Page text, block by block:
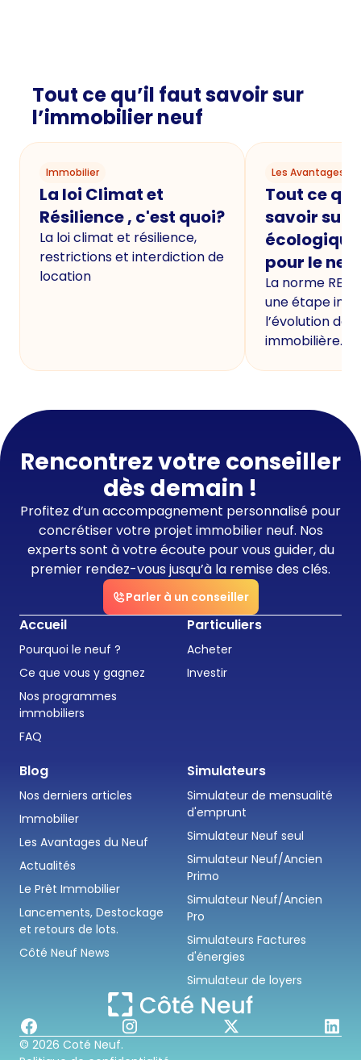
Tout ce qu’il faut savoir sur
l’immobilier neuf
Immobilier
La loi Climat et
Résilience , c'est quoi?
La loi climat et résilience,
restrictions et interdiction de
location
Les Avantages
Tout ce
savoir sur
écologique
pour le
La norme
une étape
l’évolution de
immobilière.
Rencontrez votre conseiller
dès demain !
Profitez d’un accompagnement personnalisé pour
concrétiser votre projet immobilier neuf. Nos
experts sont à votre écoute pour vous guider, du
premier rendez-vous jusqu’à la remise des clés.
Parler à un conseiller
Accueil
Pourquoi le neuf ?
Ce que vous y gagnez
Nos programmes
immobiliers
FAQ
Particuliers
Acheter
Investir
Blog
Nos derniers articles
Immobilier
Les Avantages du Neuf
Actualités
Le Prêt Immobilier
Lancements, Destockage
et retours de lots.
Côté Neuf News
Simulateurs
Simulateur de mensualité
d'emprunt
Simulateur Neuf seul
Simulateur Neuf/Ancien
Primo
Simulateur Neuf/Ancien
Pro
Simulateurs Factures
d'énergies
Simulateur de loyers
© 2026 Coté Neuf.